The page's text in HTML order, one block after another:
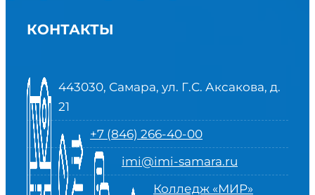
КОНТАКТЫ
443030, Самара, ул. Г.С. Аксакова, д.
21
+7 (846) 266-40-00
imi@imi-samara.ru
Колледж «МИР»